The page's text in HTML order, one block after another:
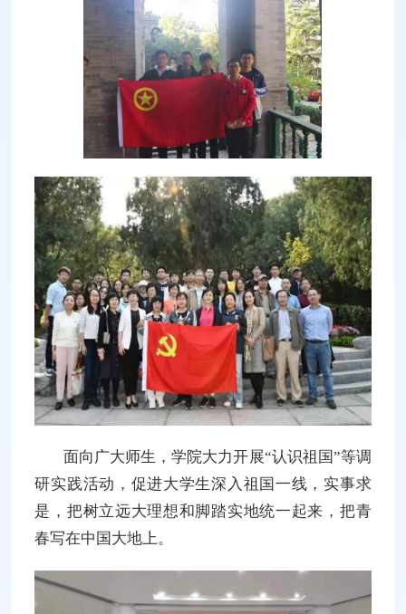
面向广大师生，学院大力开展“认识祖国”等调
研实践活动，促进大学生深入祖国一线，实事求
是，把树立远大理想和脚踏实地统一起来，把青
春写在中国大地上。